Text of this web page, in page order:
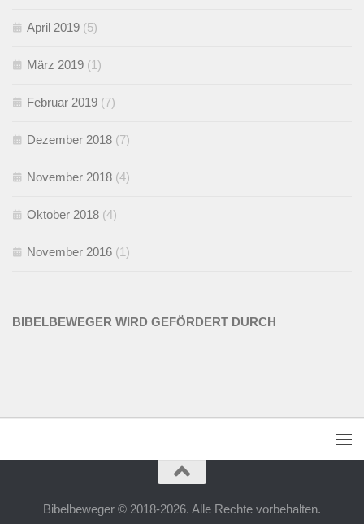
April 2019 (5)
März 2019 (1)
Februar 2019 (7)
Dezember 2018 (7)
November 2018 (4)
Oktober 2018 (4)
November 2016 (1)
BIBELBEWEGER WIRD GEFÖRDERT DURCH
Bibelbeweger © 2018-2026. Alle Rechte vorbehalten.